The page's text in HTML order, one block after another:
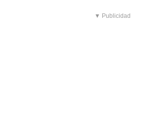
▼ Publicidad